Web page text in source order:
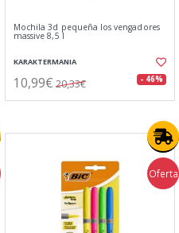
Mochila 3d pequeña los vengadores
massive 8,5 l
KARAKTERMANIA
10,99€ 20,33€ - 46%
Oferta